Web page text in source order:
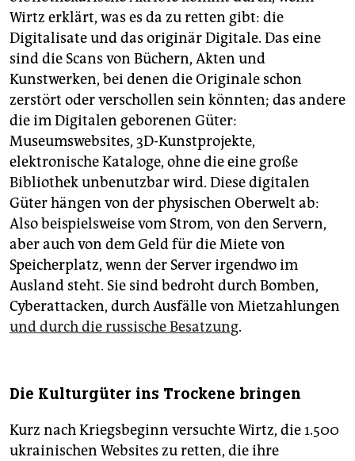
Wirtz erklärt, was es da zu retten gibt: die
Digitalisate und das originär Digitale. Das eine
sind die Scans von Büchern, Akten und
Kunstwerken, bei denen die Originale schon
zerstört oder verschollen sein könnten; das andere
die im Digitalen geborenen Güter:
Museumswebsites, 3D-Kunstprojekte,
elektronische Kataloge, ohne die eine große
Bibliothek unbenutzbar wird. Diese digitalen
Güter hängen von der physischen Oberwelt ab:
Also beispielsweise vom Strom, von den Servern,
aber auch von dem Geld für die Miete von
Speicherplatz, wenn der Server irgendwo im
Ausland steht. Sie sind bedroht durch Bomben,
Cyberattacken, durch Ausfälle von Mietzahlungen
und durch die russische Besatzung.
Die Kulturgüter ins Trockene bringen
Kurz nach Kriegsbeginn versuchte Wirtz, die 1.500
ukrainischen Websites zu retten, die ihre